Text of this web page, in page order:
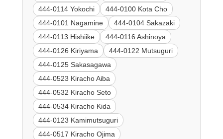
444-0114 Yokochi
444-0100 Kota Cho
444-0101 Nagamine
444-0104 Sakazaki
444-0113 Hishiike
444-0116 Ashinoya
444-0126 Kiriyama
444-0122 Mutsuguri
444-0125 Sakasagawa
444-0523 Kiracho Aiba
444-0532 Kiracho Seto
444-0534 Kiracho Kida
444-0123 Kamimutsuguri
444-0517 Kiracho Ojima